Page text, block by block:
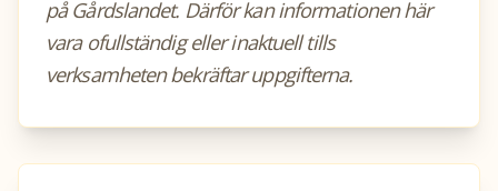
på Gårdslandet. Därför kan informationen här
vara ofullständig eller inaktuell tills
verksamheten bekräftar uppgifterna.